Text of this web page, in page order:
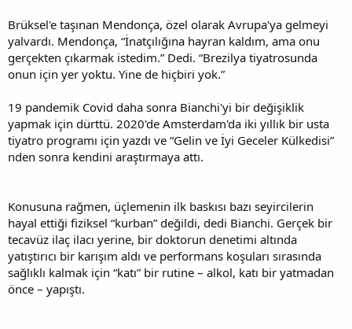
Brüksel'e taşınan Mendonça, özel olarak Avrupa'ya gelmeyi
yalvardı. Mendonça, “İnatçılığına hayran kaldım, ama onu
gerçekten çıkarmak istedim.” Dedi. “Brezilya tiyatrosunda
onun için yer yoktu. Yine de hiçbiri yok.”
19 pandemik Covid daha sonra Bianchi'yi bir değişiklik
yapmak için dürttü. 2020'de Amsterdam'da iki yıllık bir usta
tiyatro programı için yazdı ve “Gelin ve İyi Geceler Külkedisi”
nden sonra kendini araştırmaya attı.
Konusuna rağmen, üçlemenin ilk baskısı bazı seyircilerin
hayal ettiği fiziksel “kurban” değildi, dedi Bianchi. Gerçek bir
tecavüz ilaç ilacı yerine, bir doktorun denetimi altında
yatıştırıcı bir karışım aldı ve performans koşuları sırasında
sağlıklı kalmak için “katı” bir rutine – alkol, katı bir yatmadan
önce – yapıştı.